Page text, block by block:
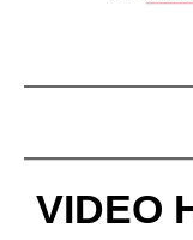
VIDEO